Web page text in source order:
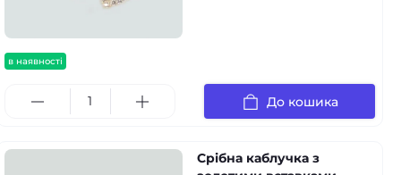
в наявності
До кошика
Срібна каблучка з